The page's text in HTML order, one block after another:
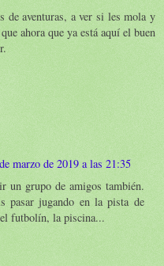
de aventuras, a ver si les mola y
ahora que ya está aquí el buen
marzo de 2019 a las 21:35
un grupo de amigos también.
pasar jugando en la pista de
futbolín, la piscina...